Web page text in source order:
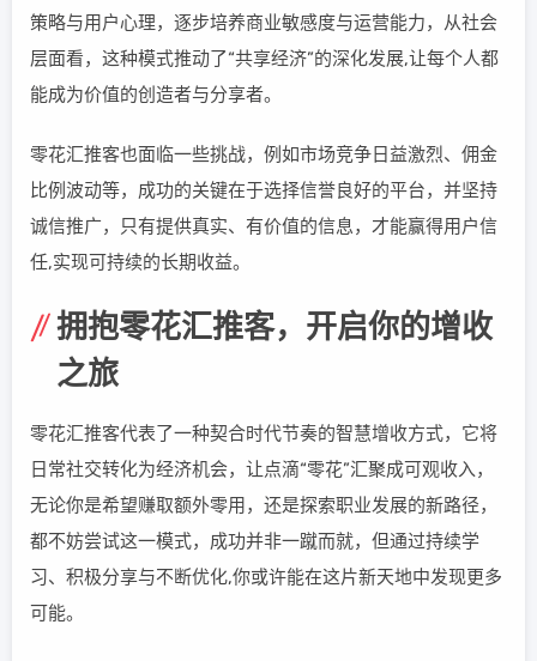
策略与用户心理，逐步培养商业敏感度与运营能力，从社会
层面看，这种模式推动了“共享经济”的深化发展,让每个人都
能成为价值的创造者与分享者。
零花汇推客也面临一些挑战，例如市场竞争日益激烈、佣金
比例波动等，成功的关键在于选择信誉良好的平台，并坚持
诚信推广，只有提供真实、有价值的信息，才能赢得用户信
任,实现可持续的长期收益。
拥抱零花汇推客，开启你的增收
之旅
零花汇推客代表了一种契合时代节奏的智慧增收方式，它将
日常社交转化为经济机会，让点滴“零花”汇聚成可观收入，
无论你是希望赚取额外零用，还是探索职业发展的新路径，
都不妨尝试这一模式，成功并非一蹴而就，但通过持续学
习、积极分享与不断优化,你或许能在这片新天地中发现更多
可能。